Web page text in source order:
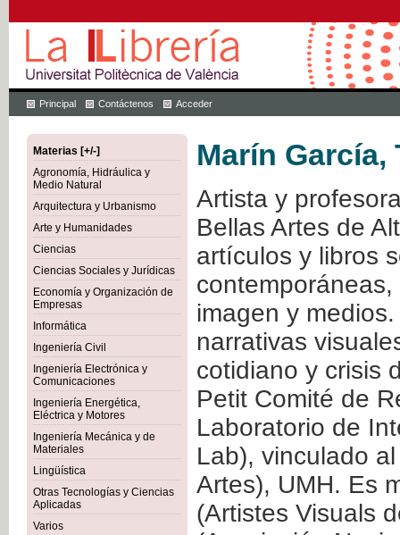
Principal Contáctenos Acceder
Materias [+/-]
Agronomía, Hidráulica y
Medio Natural
Arquitectura y Urbanismo
Arte y Humanidades
Ciencias
Ciencias Sociales y Jurídicas
Economía y Organización de
Empresas
Informática
Ingeniería Civil
Ingeniería Electrónica y
Comunicaciones
Ingeniería Energética,
Eléctrica y Motores
Ingeniería Mecánica y de
Materiales
Lingüística
Otras Tecnologías y Ciencias
Aplicadas
Varios
Marín García,
Artista y
Bellas Artes de
artículos y libros
imagen y
narrativas
cotidiano y crisis
Petit Comité de
Laboratorio de
Lab), vinculado
Artes), UMH. Es
(Artistes Visuals